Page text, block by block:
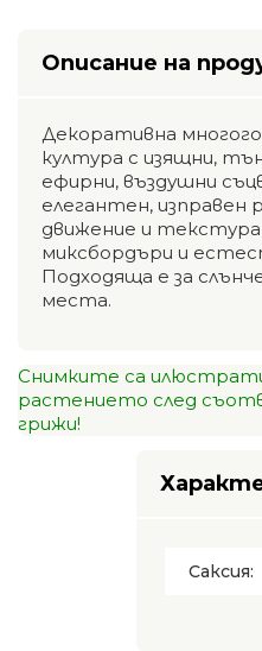
Описание на
Декоративна
култура с изящни,
ефирни, въздушни
елегантен, изправен
движение и текстура
миксбордъри и
Подходяща е за
места.
Снимките са
растението след
грижи!
Саксия: